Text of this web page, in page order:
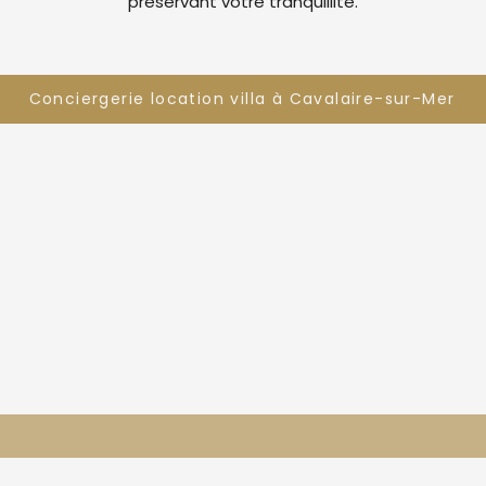
Conciergerie location villa à Cavalaire-sur-Mer